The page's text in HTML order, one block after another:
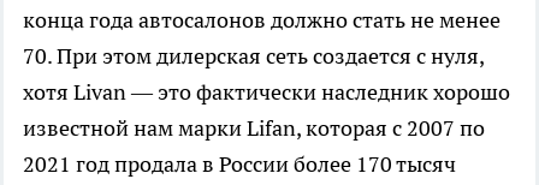
конца года автосалонов должно стать не менее
70. При этом дилерская сеть создается с нуля,
хотя Livan — это фактически наследник хорошо
известной нам марки Lifan, которая с 2007 по
2021 год продала в России более 170 тысяч